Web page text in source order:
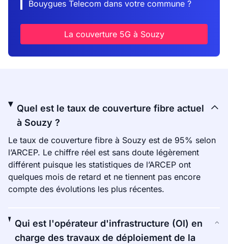
Bouygues Telecom dans votre commune ?
La couverture 5G à Souzy
Quel est le taux de couverture fibre actuel
à Souzy ?
Le taux de couverture fibre à Souzy est de 95% selon
l’ARCEP. Le chiffre réel est sans doute légèrement
différent puisque les statistiques de l’ARCEP ont
quelques mois de retard et ne tiennent pas encore
compte des évolutions les plus récentes.
Qui est l'opérateur d'infrastructure (OI) en
charge des travaux de déploiement de la